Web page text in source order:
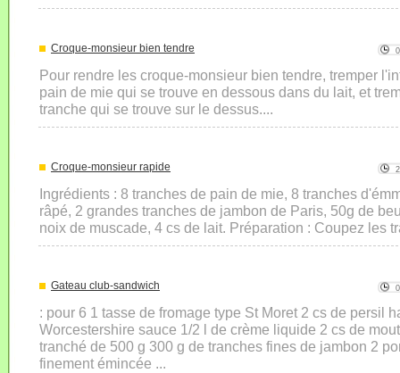
Croque-monsieur bien tendre
Pour rendre les croque-monsieur bien tendre, tremper
pain de mie qui se trouve en dessous dans du lait, et
tranche qui se trouve sur le dessus....
Croque-monsieur rapide
Ingrédients : 8 tranches de pain de mie, 8 tranches
râpé, 2 grandes tranches de jambon de Paris, 50g de
noix de muscade, 4 cs de lait. Préparation : Coupez les
Gateau club-sandwich
: pour 6 1 tasse de fromage type St Moret 2 cs de persil
Worcestershire sauce 1/2 l de crème liquide 2 cs de
tranché de 500 g 300 g de tranches fines de jambon 2
finement émincée ...